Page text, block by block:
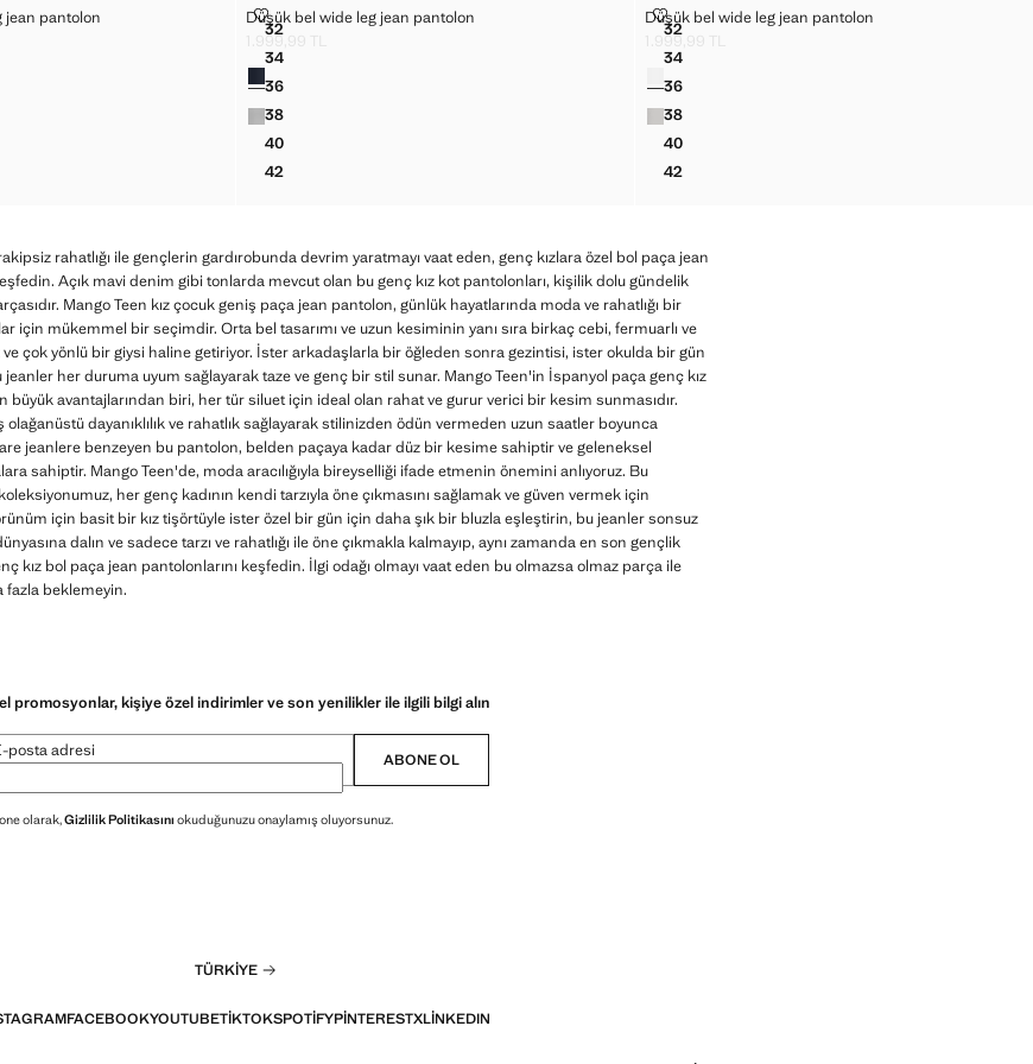
LEG JEAN PANTOLON
LEG JEAN PANTOLON
LEG JEAN PANTOLON
LEG JEAN PANTOLON
LEG JEAN PANTOLON
LEG JEAN PANTOLON
jean pantolon
LEG JEAN PANTOLON
]
Bedenler
32DÜŞÜK BEL WIDE LEG JEAN PANTOLON
34DÜŞÜK BEL WIDE LEG JEAN PANTOLON
36DÜŞÜK BEL WIDE LEG JEAN PANTOLON
38DÜŞÜK BEL WIDE LEG JEAN PANTOLON
40DÜŞÜK BEL WIDE LEG JEAN PANTOLON
42DÜŞÜK BEL WIDE LEG JEAN PANTOLON
Düşük bel wide leg jean pantolon
DÜŞÜK BEL WIDE LEG JEAN PANTOLON
Güncel fiyat [1.999,99 TL ]
1.999,99 TL
Renkler
Bedenler
32DÜŞÜK BEL WIDE LEG JEAN PANTOLON
34DÜŞÜK BEL WIDE LEG JEAN PANTOLON
36DÜŞÜK BEL WIDE LEG JEAN PANTOLON
38DÜŞÜK BEL WIDE LEG JEAN PANTOLON
40DÜŞÜK BEL WIDE LEG JEAN PANTOLON
42DÜŞÜK BEL WIDE LEG JEAN PANTOLON
Düşük bel wide leg jean pantolon
DÜŞÜK BEL WIDE LEG JEAN PANTOLON
Güncel fiyat [1.999,99 TL ]
1.999,99 TL
Renkler
rahatlığı ile gençlerin gardırobunda devrim yaratmayı vaat eden, genç kızlara özel bol paça jean
Açık mavi denim gibi tonlarda mevcut olan bu genç kız kot pantolonları, kişilik dolu gündelik
Mango Teen kız çocuk geniş paça jean pantolon, günlük hayatlarında moda ve rahatlığı bir
için mükemmel bir seçimdir. Orta bel tasarımı ve uzun kesiminin yanı sıra birkaç cebi, fermuarlı ve
ve çok yönlü bir giysi haline getiriyor. İster arkadaşlarla bir öğleden sonra gezintisi, ister okulda bir gün
her duruma uyum sağlayarak taze ve genç bir stil sunar. Mango Teen'in İspanyol paça genç kız
büyük avantajlarından biri, her tür siluet için ideal olan rahat ve gurur verici bir kesim sunmasıdır.
dayanıklılık ve rahatlık sağlayarak stilinizden ödün vermeden uzun saatler boyunca
jeanlere benzeyen bu pantolon, belden paçaya kadar düz bir kesime sahiptir ve geleneksel
sahiptir. Mango Teen'de, moda aracılığıyla bireyselliği ifade etmenin önemini anlıyoruz. Bu
her genç kadının kendi tarzıyla öne çıkmasını sağlamak ve güven vermek için
için basit bir kız tişörtüyle ister özel bir gün için daha şık bir bluzla eşleştirin, bu jeanler sonsuz
dalın ve sadece tarzı ve rahatlığı ile öne çıkmakla kalmayıp, aynı zamanda en son gençlik
kız bol paça jean pantolonlarını keşfedin. İlgi odağı olmayı vaat eden bu olmazsa olmaz parça ile
fazla beklemeyin.
promosyonlar, kişiye özel indirimler ve son yenilikler ile ilgili bilgi alın
posta adresi ABONE OL
olarak,Gizlilik Politikasını okuduğunuzu onaylamış oluyorsunuz.
TÜRKIYE
FACEBOOKYOUTUBETIKTOKSPOTIFYPINTERESTXLINKEDIN